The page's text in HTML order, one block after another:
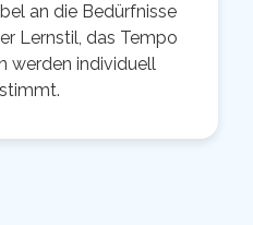
an die Bedürfnisse
Lernstil, das Tempo
werden individuell